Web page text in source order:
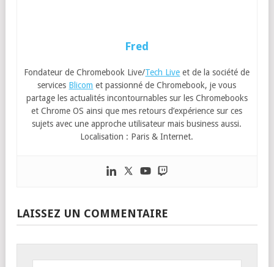
Fred
Fondateur de Chromebook Live/Tech Live et de la société de
services Blicom et passionné de Chromebook, je vous
partage les actualités incontournables sur les Chromebooks
et Chrome OS ainsi que mes retours d’expérience sur ces
sujets avec une approche utilisateur mais business aussi.
Localisation : Paris & Internet.
LAISSEZ UN COMMENTAIRE